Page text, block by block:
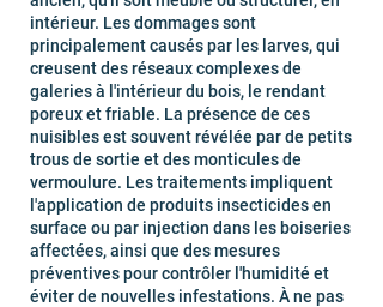
intérieur. Les dommages sont
principalement causés par les larves, qui
creusent des réseaux complexes de
galeries à l'intérieur du bois, le rendant
poreux et friable. La présence de ces
nuisibles est souvent révélée par de petits
trous de sortie et des monticules de
vermoulure. Les traitements impliquent
l'application de produits insecticides en
surface ou par injection dans les boiseries
affectées, ainsi que des mesures
préventives pour contrôler l'humidité et
éviter de nouvelles infestations. À ne pas